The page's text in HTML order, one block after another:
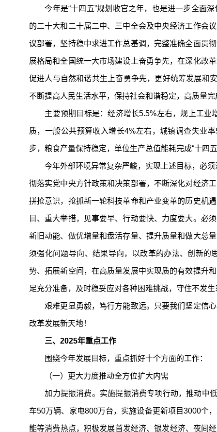
今年是“十四五”规划收官之年，也是进一步全面深
的二十大和二十届二中、三中全会及中央经济工作会
议部署，坚持稳中求进工作总基调，完整准确全面贯
展格局和全国统一大市场建设上奋勇争先，在深化改
促进人与自然和谐共生上奋勇争先，更好统筹发展和
不断提高人民生活水平，保持社会和谐稳定，高质量
主要预期目标是：经济增长5.5%左右，规上工业
质，一般公共预算收入增长4%左右，城镇调查失业
步，粮食产量保持稳定，单位生产总值能耗完成“十四
今年外部环境异常复杂严峻，实现上述目标，必须深
彻落实党中央方针政策和决策部署，不断深化对经济
拼抢意识，抢抓新一轮科技革命和产业变革的历史机
目、重大举措，见事要早、行动要快、力度要大。必
新旧动能、做优增量和盘活存量、提升质量和做大总
须强化问题导向、结果导向，以改革的办法、创新
势、拓展新空间，在高质量发展中实现质的有效提升
足充分准备，及时稳妥应对各种困难挑战，守住不发
艰难更显勇毅，笃行方能致远。只要我们坚定信心
改革发展新天地！
三、2025年重点工作
围绕今年发展目标，重点抓好十个方面的工作：
（一）更大力度推动全方位扩大内需
加力提振消费。实施提振消费专项行动，推动中低
车50万辆、家电800万台，实施设备更新项目3000个
能等消费热点，积极发展首发经济、银发经济、夜间